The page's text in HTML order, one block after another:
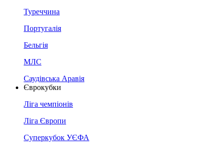
Туреччина
Португалія
Бельгія
МЛС
Саудівська Аравія
Єврокубки
Ліга чемпіонів
Ліга Європи
Суперкубок УЄФА